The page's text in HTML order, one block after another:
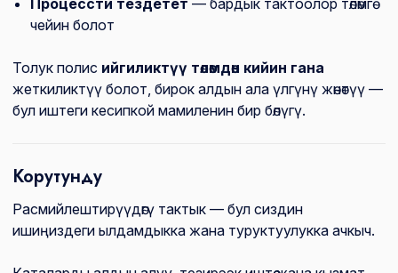
Процессти тездетет — бардык тактоолор төлөмгө
чейин болот
Толук полис ийгиликтүү төлөмдөн кийин гана
жеткиликтүү болот, бирок алдын ала үлгүнү жөнөтүү —
бул иштеги кесипкой мамиленин бир бөлүгү.
Корутунду
Расмийлештирүүдөгү тактык — бул сиздин
ишиңиздеги ылдамдыкка жана туруктуулукка ачкыч.